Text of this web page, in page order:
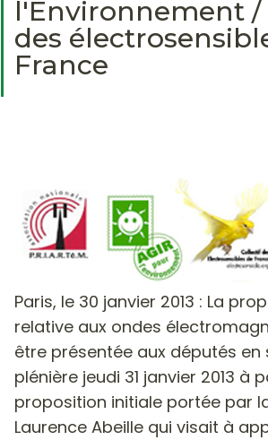
l'Environnement /
des
France
Paris, le 30 janvier 2013 : La
relative aux ondes
être présentée aux députés en
plénière jeudi 31 janvier 2013 à
proposition initiale portée par
Laurence Abeille qui visait à